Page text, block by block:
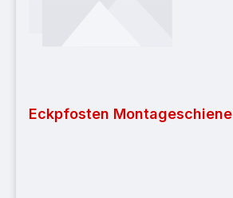
Eckpfosten Montageschiene